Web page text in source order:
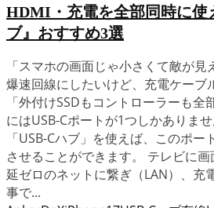
HDMI・充電を全部同時に使
ブ』おすすめ3選
「スマホの画面じゃ小さくて敵が
爆速回線にしたいけど、充電ケーブ
「外付けSSDもコントローラーも
にはUSB-Cポートが1つしかありま
「USB-Cハブ」を使えば、このポ
させることができます。 テレビに
延ゼロのネットに繋ぎ（LAN）、充
事で...